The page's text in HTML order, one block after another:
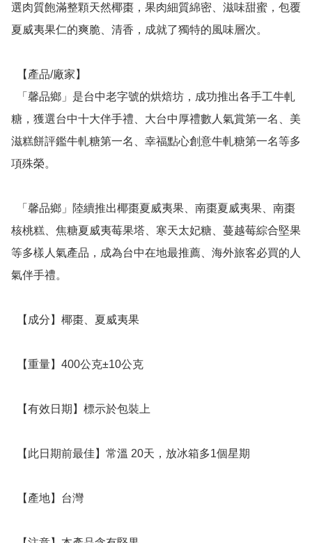
選肉質飽滿整顆天然椰棗，果肉細質綿密、滋味甜蜜，包覆
夏威夷果仁的爽脆、清香，成就了獨特的風味層次。
糖，獲選台中十大伴手禮、大台中厚禮數人氣賞第一名、美
滋糕餅評鑑牛軋糖第一名、幸福點心創意牛軋糖第一名等多
項殊榮。
核桃糕、焦糖夏威夷莓果塔、寒天太妃糖、蔓越莓綜合堅果
等多樣人氣產品，成為台中在地最推薦、海外旅客必買的人
氣伴手禮。